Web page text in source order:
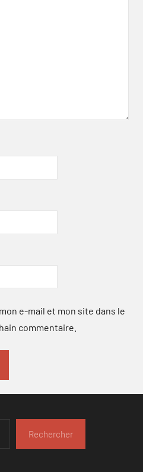
e-mail et mon site dans le
commentaire.
Rechercher